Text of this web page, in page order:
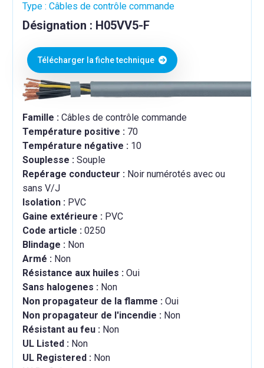
Type : Câbles de contrôle commande
Désignation : H05VV5-F
Télécharger la fiche technique
Famille : Câbles de contrôle commande
Température positive : 70
Température négative : 10
Souplesse : Souple
Repérage conducteur : Noir numérotés avec ou
sans V/J
Isolation : PVC
Gaine extérieure : PVC
Code article : 0250
Blindage : Non
Armé : Non
Résistance aux huiles : Oui
Sans halogenes : Non
Non propagateur de la flamme : Oui
Non propagateur de l'incendie : Non
Résistant au feu : Non
UL Listed : Non
UL Registered : Non